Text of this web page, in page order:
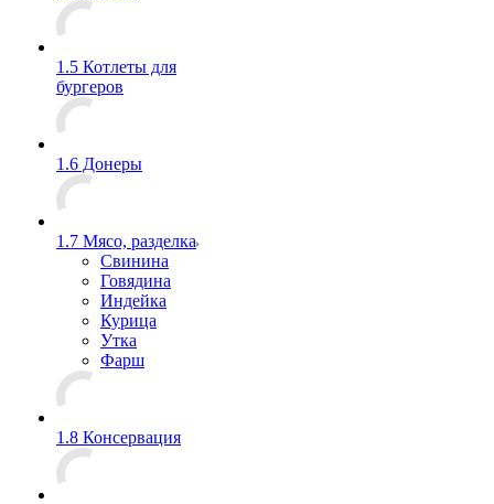
1.5 Котлеты для
бургеров
1.6 Донеры
1.7 Мясо, разделка
Свинина
Говядина
Индейка
Курица
Утка
Фарш
1.8 Консервация